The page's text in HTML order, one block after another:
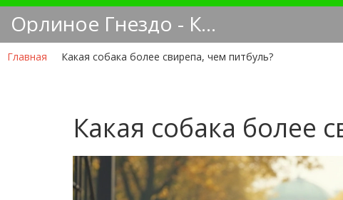
Орлиное Гнездо - Кинологический блог
Главная Какая собака более свирепа, чем питбуль?
Какая собака более